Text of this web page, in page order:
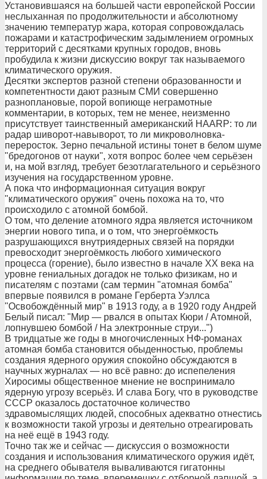
Установившаяся на большей части европейской России
неслыханная по продолжительности и абсолютному
значению температур жара, которая сопровождалась
пожарами и катастрофическим задымлением огромных
территорий с десятками крупных городов, вновь
пробудила к жизни дискуссию вокруг так называемого
климатического оружия.
Десятки экспертов разной степени образованности и
компетентности дают разным СМИ совершенно
разноплановые, порой вопиюще неграмотные
комментарии, в которых, тем не менее, неизменно
присутствует таинственный американский HAARP: то ли
радар шиворот-навыворот, то ли микроволновка-
переросток. Зерно печальной истины тонет в белом шуме
"бредогонов от науки", хотя вопрос более чем серьёзен
и, на мой взгляд, требует безотлагательного и серьёзного
изучения на государственном уровне.
А пока что информационная ситуация вокруг
"климатического оружия" очень похожа на то, что
происходило с атомной бомбой.
О том, что деление атомного ядра является источником
энергии нового типа, и о том, что энергоёмкость
разрушающихся внутриядерных связей на порядки
превосходит энергоёмкость любого химического
процесса (горение), было известно в начале ХХ века на
уровне гениальных догадок не только физикам, но и
писателям с поэтами (сам термин "атомная бомба"
впервые появился в романе Герберта Уэллса
"Освобождённый мир" в 1913 году, а в 1920 году Андрей
Белый писал: "Мир — рвался в опытах Кюри / Атомной,
лопнувшею бомбой / На электронные струи...")
В тридцатые же годы в многочисленных НФ-романах
атомная бомба становится обыденностью, проблемы
создания ядерного оружия спокойно обсуждаются в
научных журналах — но всё равно: до испепеления
Хиросимы общественное мнение не воспринимало
ядерную угрозу всерьёз. И слава Богу, что в руководстве
СССР оказалось достаточное количество
здравомыслящих людей, способных адекватно отнестись
к возможности такой угрозы и деятельно отреагировать
на неё ещё в 1943 году.
Точно так же и сейчас — дискуссия о возможности
создания и использования климатического оружия идёт,
на среднего обывателя вываливаются гигатонны